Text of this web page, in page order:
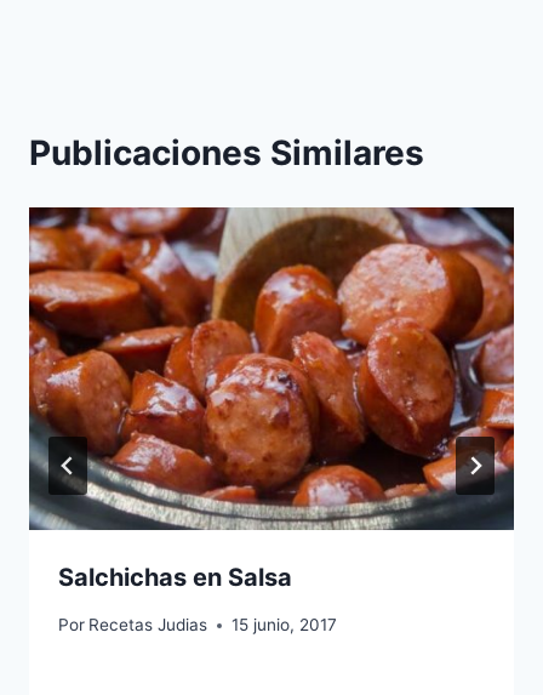
Publicaciones Similares
Salchichas en Salsa
Por Recetas Judias 15 junio, 2017